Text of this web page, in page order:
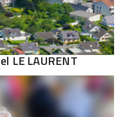
LE LAURENT